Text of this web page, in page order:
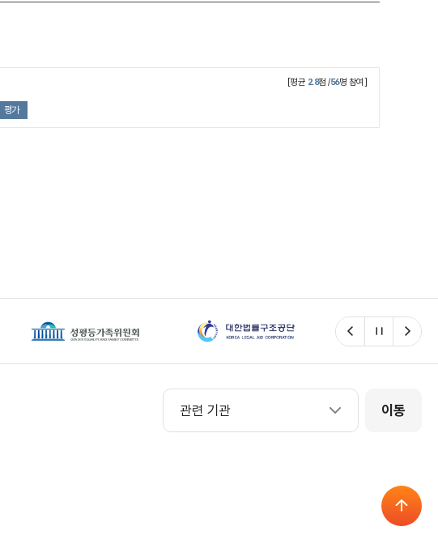
[평균 2.8점 /56명 참여]
평가
이전 일시정지다음
관련 기관
관련 기관 이동